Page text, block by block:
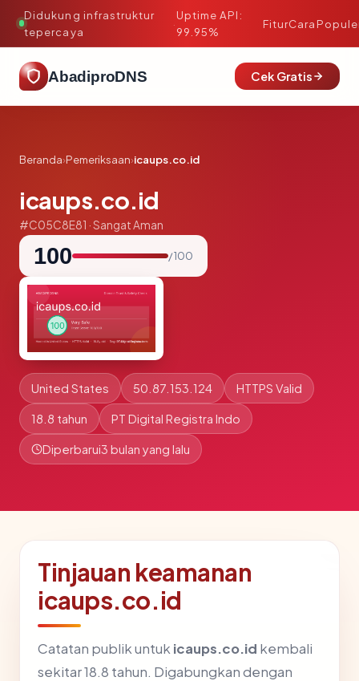
Didukung infrastruktur
tepercaya
·
Uptime API:
99.95%
FiturCara
AbadiproDNS Cek Gratis
Beranda›Pemeriksaan›icaups.co.id
icaups.co.id
#C05C8E81 · Sangat Aman
100 / 100
United States 50.87.153.124 HTTPS Valid
18.8 tahun PT Digital Registra Indo
Diperbarui3 bulan yang lalu
Tinjauan keamanan
icaups.co.id
Catatan publik untuk icaups.co.id kembali
sekitar 18.8 tahun. Digabungkan dengan